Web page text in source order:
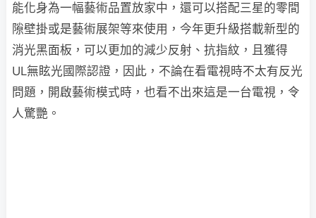
能化身為一幅藝術品置放家中，還可以搭配三星的零間
隙壁掛或是藝術展架等來使用，今年更升級搭載新型的
消光黑面板，可以更加的減少反射、抗指紋，且獲得
UL無眩光國際認證，因此，不論在看電視時不太有反光
問題，開啟藝術模式時，也看不出來這是一台電視，令
人驚艷。